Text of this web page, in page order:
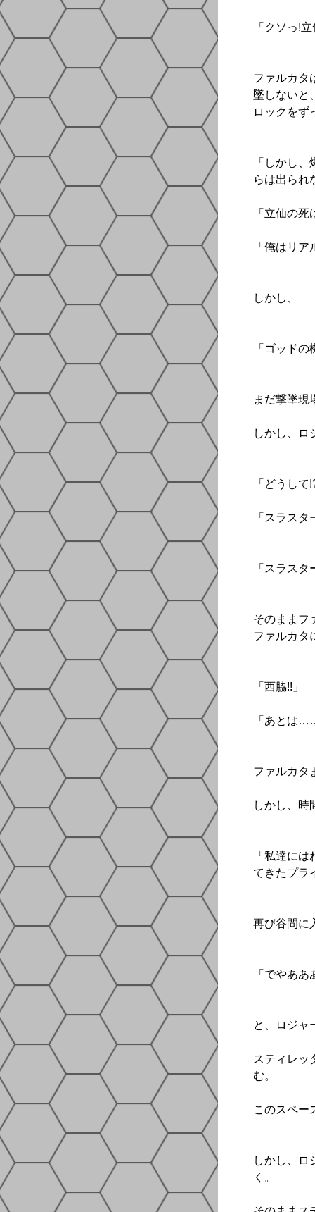
「クソっ!
ファルカタ
墜しないと
ロックをず
「しかし
らは出られ
「立仙の
「俺はリ
しかし、
「ゴッド
まだ撃墜現
しかし、ロ
「どうして
「スラス
「スラス
そのままフ
ファルカタ
「西脇!!」
「あとは
ファルカタ
しかし、時
「私達に
てきたプラ
再び谷間に
「でやああ
と、ロジャ
スティレッ
む。
このスペー
しかし、ロ
く。